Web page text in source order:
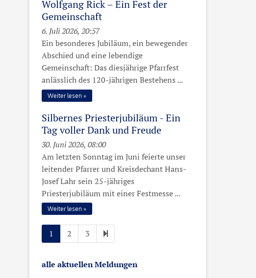
Wolfgang Rick – Ein Fest der
Gemeinschaft
6. Juli 2026, 20:57
Ein besonderes Jubiläum, ein bewegender
Abschied und eine lebendige
Gemeinschaft: Das diesjährige Pfarrfest
anlässlich des 120-jährigen Bestehens ...
Weiter lesen
Silbernes Priesterjubiläum - Ein
Tag voller Dank und Freude
30. Juni 2026, 08:00
Am letzten Sonntag im Juni feierte unser
leitender Pfarrer und Kreisdechant Hans-
Josef Lahr sein 25-jähriges
Priesterjubiläum mit einer Festmesse ...
Weiter lesen
1 2 3
alle aktuellen Meldungen